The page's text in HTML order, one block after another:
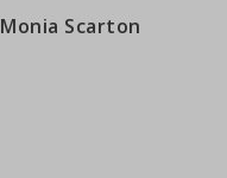
Monia Scarton